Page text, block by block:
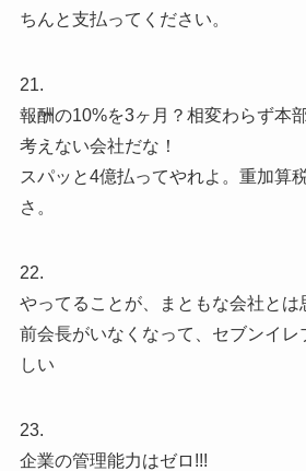
ちんと支払ってください。
21.
報酬の10%を3ヶ月？相変わらず本
考えない会社だな！
スパッと4億払ってやれよ。重加算
さ。
22.
やってることが、まともな会社とは
前会長がいなくなって、セブンイレ
しい
23.
企業の管理能力はゼロ!!!